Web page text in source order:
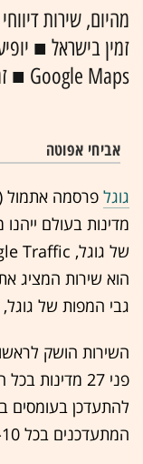
זמין בישראל ■
Google Maps
■
אביחי אפוטה
גוגל
מדינות בעולם
הוא שירות המציג
גבי המפות של
פני 27
להתעדכן בעומסים
המתעדכנים בכל 5-10 דקות.